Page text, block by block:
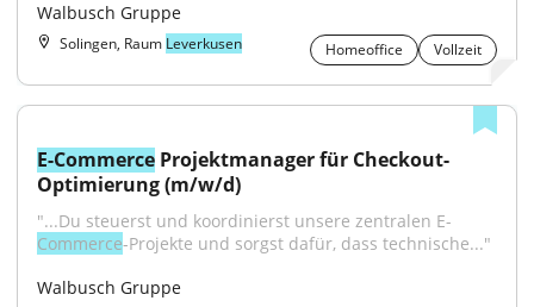
Walbusch Gruppe
Solingen, Raum Leverkusen Homeoffice Vollzeit
E-Commerce Projektmanager für Checkout-
Optimierung (m/w/d)
"...Du steuerst und koordinierst unsere zentralen E-
Commerce-Projekte und sorgst dafür, dass technische..."
Walbusch Gruppe